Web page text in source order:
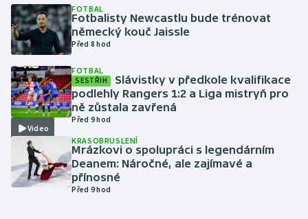
Lyže a snowboard
Moderní pětiboj
Motorsport
Olympijské hry
Parasport
Plavání
FOTBAL
Fotbalisty Newcastlu bude trénovat
německý kouč Jaissle
Před 8 hod
Video
FOTBAL
SESTŘIH
Slávistky v předkole kvalifikace
podlehly Rangers 1:2 a Liga mistryň pro
ně zůstala zavřená
Před 9 hod
KRASOBRUSLENÍ
Mrázkovi o spolupráci s legendárním
Deanem: Náročné, ale zajímavé a
přínosné
Před 9 hod